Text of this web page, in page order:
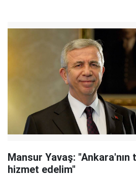
Mansur Yavaş: "Ankara'nın
hizmet edelim"